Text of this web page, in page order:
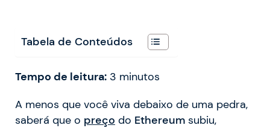
Tabela de Conteúdos
Tempo de leitura: 3 minutos
A menos que você viva debaixo de uma pedra,
saberá que o preço do Ethereum subiu,